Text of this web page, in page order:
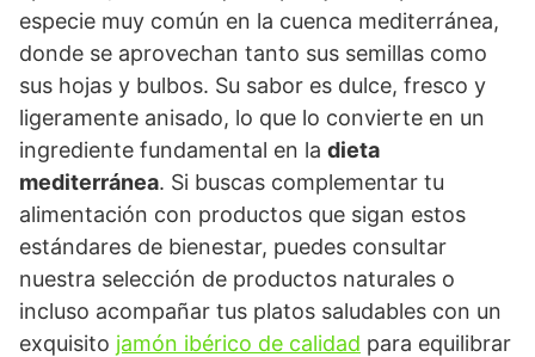
especie muy común en la cuenca mediterránea,
donde se aprovechan tanto sus semillas como
sus hojas y bulbos. Su sabor es dulce, fresco y
ligeramente anisado, lo que lo convierte en un
ingrediente fundamental en la dieta
mediterránea. Si buscas complementar tu
alimentación con productos que sigan estos
estándares de bienestar, puedes consultar
nuestra selección de productos naturales o
incluso acompañar tus platos saludables con un
exquisito jamón ibérico de calidad para equilibrar